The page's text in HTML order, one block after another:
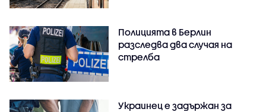
Полицията в Берлин
разследва два случая на
стрелба
Украинец е задържан за